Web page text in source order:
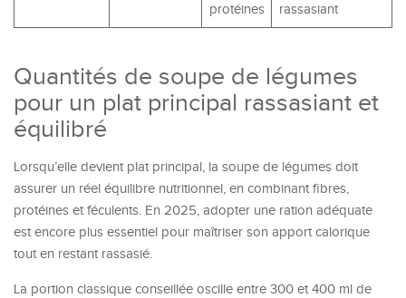
protéines
rassasiant
Quantités de soupe de légumes
pour un plat principal rassasiant et
équilibré
Lorsqu’elle devient plat principal, la soupe de légumes doit
assurer un réel équilibre nutritionnel, en combinant fibres,
protéines et féculents. En 2025, adopter une ration adéquate
est encore plus essentiel pour maîtriser son apport calorique
tout en restant rassasié.
La portion classique conseillée oscille entre 300 et 400 ml de